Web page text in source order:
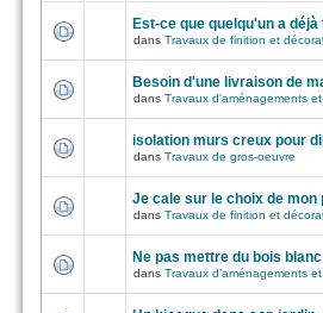
Est-ce que quelqu'un a
dans Travaux de finition et
Besoin d'une livraison de
dans Travaux d'aménagements
isolation murs creux pour
dans Travaux de gros-oeuvre
Je cale sur le choix de mon
dans Travaux de finition et
Ne pas mettre du bois
dans Travaux d'aménagements